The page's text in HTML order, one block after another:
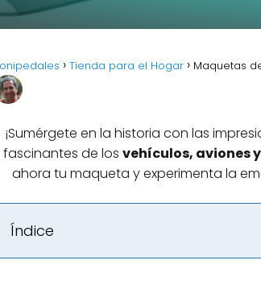
Tienda para el Hogar
Maquetas
¡Sumérgete en la historia con las
fascinantes de los vehículos, aviones
ahora tu maqueta y experimenta la
Índice